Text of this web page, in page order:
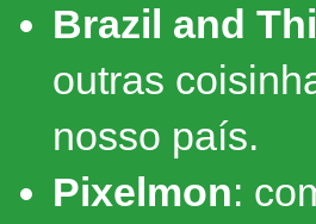
Brazil and
outras
nosso país.
Pixelmon: